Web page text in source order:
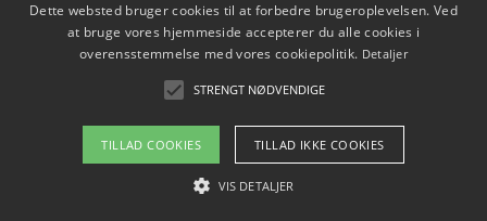
Sådan lærer du miljørigtig kørsel hos en køreskole i
Gentofte
Copyright 2026 - Pilanto Aps
Om / kontakt
Dette websted bruger cookies til at forbedre brugeroplevelsen. Ved
at bruge vores hjemmeside accepterer du alle cookies i
overensstemmelse med vores cookiepolitik. Detaljer
STRENGT NØDVENDIGE
TILLAD COOKIES TILLAD IKKE COOKIES
VIS DETALJER